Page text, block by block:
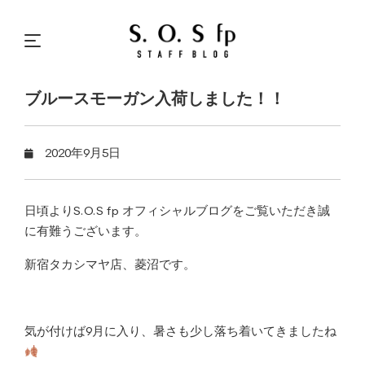
ブルースモーガン入荷しました！！
2020年9月5日
日頃よりS.O.S fp オフィシャルブログをご覧いただき誠
に有難うございます。
新宿タカシマヤ店、菱沼です。
気が付けば9月に入り、暑さも少し落ち着いてきましたね